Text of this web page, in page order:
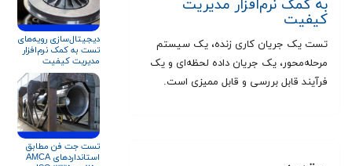
به کمک نرم‌افزار مدیریت
کیفیت
تست یک جریان کاری زنده، یک سیستم
مرحله‌محور، یک جریان داده لحظه‌ای و یک
فرآیند قابل بررسی و قابل ممیزی است.
دیجیتال‌سازی رویه‌های
تست به کمک نرم‌افزار
مدیریت کیفیت
تست جت فن مطابق
استانداردهای AMCA